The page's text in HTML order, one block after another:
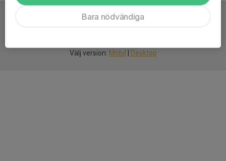
Välj version: Mobil Desktop
Bara nödvändiga